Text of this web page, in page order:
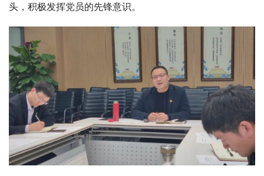
头，积极发挥党员的先锋意识。